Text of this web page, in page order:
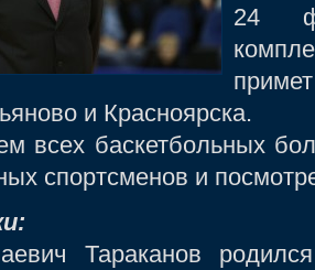
24
и Красноярска.
баскетбольных
спортсменов и
Тараканов